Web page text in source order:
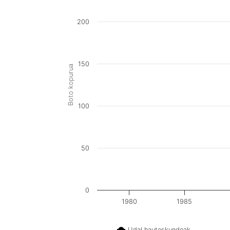
Boto kopurua
1980 1985
0
50
100
150
200